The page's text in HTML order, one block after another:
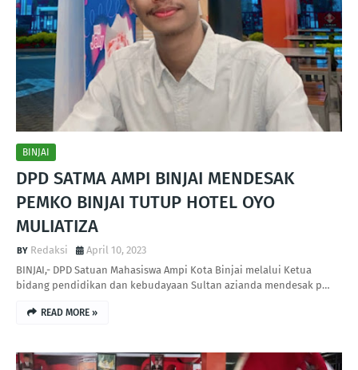
BINJAI
DPD SATMA AMPI BINJAI MENDESAK
PEMKO BINJAI TUTUP HOTEL OYO
MULIATIZA
Redaksi
April 10, 2023
BINJAI,- DPD Satuan Mahasiswa Ampi Kota Binjai melalui Ketua
bidang pendidikan dan kebudayaan Sultan azianda mendesak p…
READ MORE »